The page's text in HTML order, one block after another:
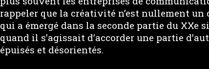
rappeler que la créativité n’est nullement
qui a émergé dans la seconde partie du XXe
quand il s’agissait d’accorder une partie
épuisés et désorientés.